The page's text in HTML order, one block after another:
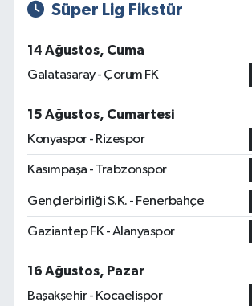
Süper Lig Fikstür
14 Ağustos, Cuma
Galatasaray - Çorum FK
15 Ağustos, Cumartesi
Konyaspor - Rizespor
Kasımpaşa - Trabzonspor
Gençlerbirliği S.K. - Fenerbahçe
Gaziantep FK - Alanyaspor
16 Ağustos, Pazar
Başakşehir - Kocaelispor